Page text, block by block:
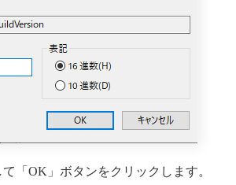
「OK」ボタンをクリックします。